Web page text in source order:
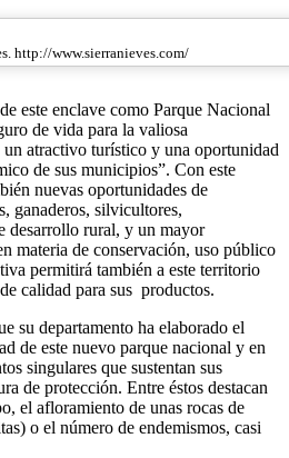
http://www.sierranieves.com/
este enclave como Parque Nacional
de vida para la valiosa
atractivo turístico y una oportunidad
de sus municipios”. Con este
nuevas oportunidades de
ganaderos, silvicultores,
desarrollo rural, y un mayor
materia de conservación, uso público
permitirá también a este territorio
calidad para sus productos.
su departamento ha elaborado el
de este nuevo parque nacional y en
singulares que sustentan sus
de protección. Entre éstos destacan
el afloramiento de unas rocas de
o el número de endemismos, casi